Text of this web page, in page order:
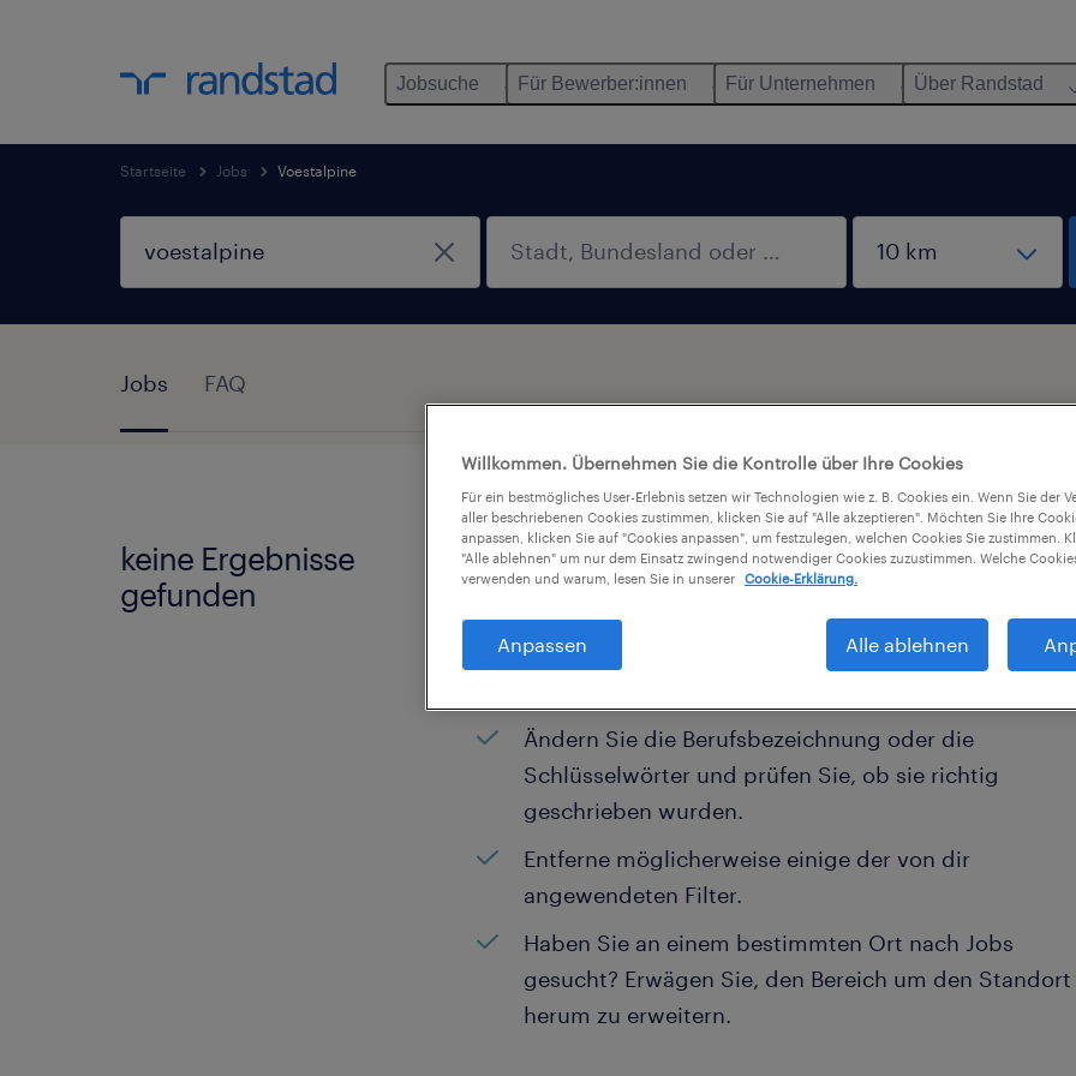
Jobsuche Für Bewerber:innen Für Unternehmen Über Randstad
Startseite Jobs Voestalpine
Jobs FAQ
keine Ergebnisse
gefunden
Wir haben keine fürvoestalpineJobs gefunden.
Möglicherweise möchtest du deine Filterkriterien ändern,
weitere Ergebnisse zu erzielen. Die folgenden Aktionen
können hilfreich sein:
Ändern Sie die Berufsbezeichnung oder die
Schlüsselwörter und prüfen Sie, ob sie richtig
geschrieben wurden.
Entferne möglicherweise einige der von dir
angewendeten Filter.
Haben Sie an einem bestimmten Ort nach Jobs
gesucht? Erwägen Sie, den Bereich um den Standort
herum zu erweitern.
Willkommen. Übernehmen Sie die Kontrolle über Ihre Cookies
Für ein bestmögliches User-Erlebnis setzen wir Technologien wie z. B. Cookies ein. Wenn Sie der
aller beschriebenen Cookies zustimmen, klicken Sie auf "Alle akzeptieren". Möchten Sie Ihre
anpassen, klicken Sie auf "Cookies anpassen", um festzulegen, welchen Cookies Sie zustimmen.
"Alle ablehnen" um nur dem Einsatz zwingend notwendiger Cookies zuzustimmen. Welche
verwenden und warum, lesen Sie in unserer
Cookie-Erklärung.
Anpassen Alle ablehnen